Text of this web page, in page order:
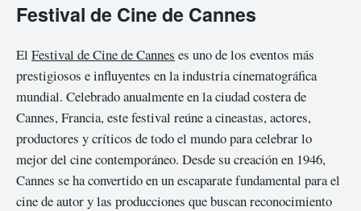
Festival de Cine de Cannes
El Festival de Cine de Cannes es uno de los eventos más
prestigiosos e influyentes en la industria cinematográfica
mundial. Celebrado anualmente en la ciudad costera de
Cannes, Francia, este festival reúne a cineastas, actores,
productores y críticos de todo el mundo para celebrar lo
mejor del cine contemporáneo. Desde su creación en 1946,
Cannes se ha convertido en un escaparate fundamental para el
cine de autor y las producciones que buscan reconocimiento